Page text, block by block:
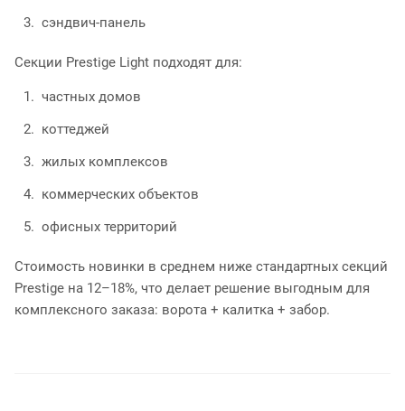
сэндвич-панель
Секции Prestige Light подходят для:
частных домов
коттеджей
жилых комплексов
коммерческих объектов
офисных территорий
Стоимость новинки в среднем ниже стандартных секций
Prestige на 12–18%, что делает решение выгодным для
комплексного заказа: ворота + калитка + забор.